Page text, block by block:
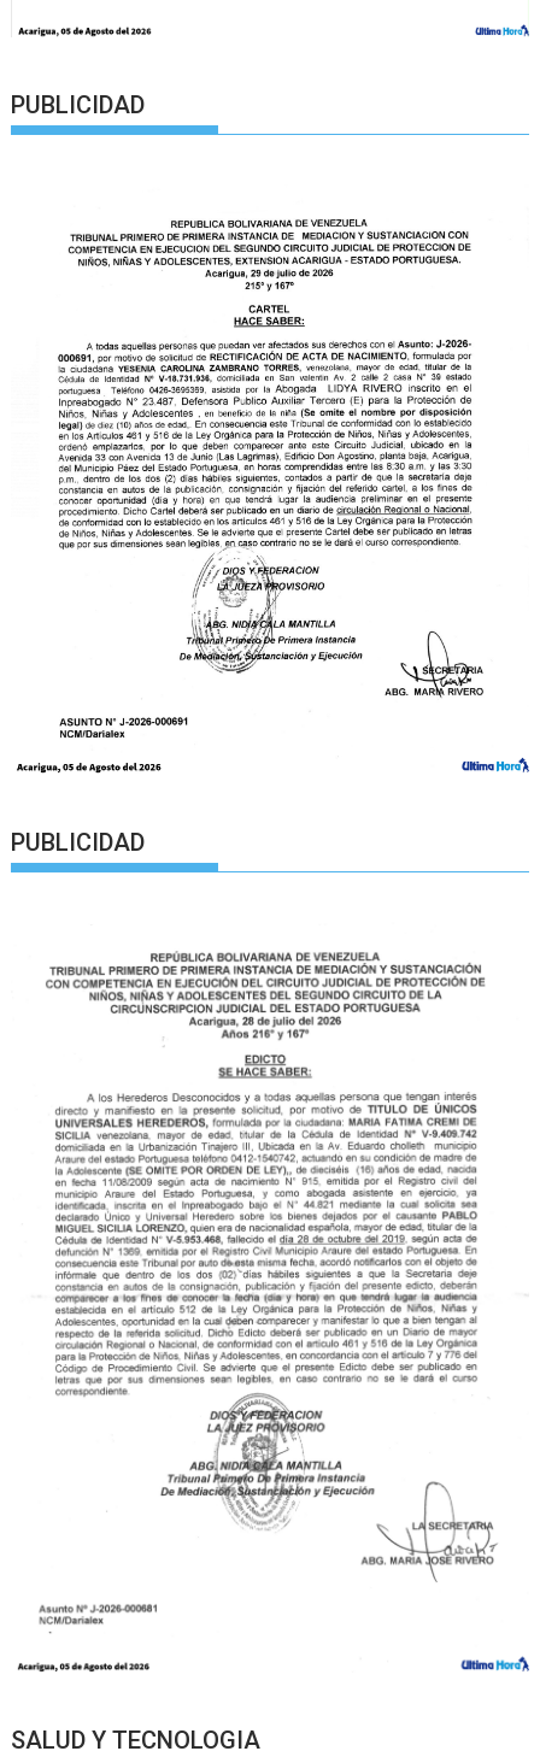
PUBLICIDAD
PUBLICIDAD
SALUD Y TECNOLOGIA